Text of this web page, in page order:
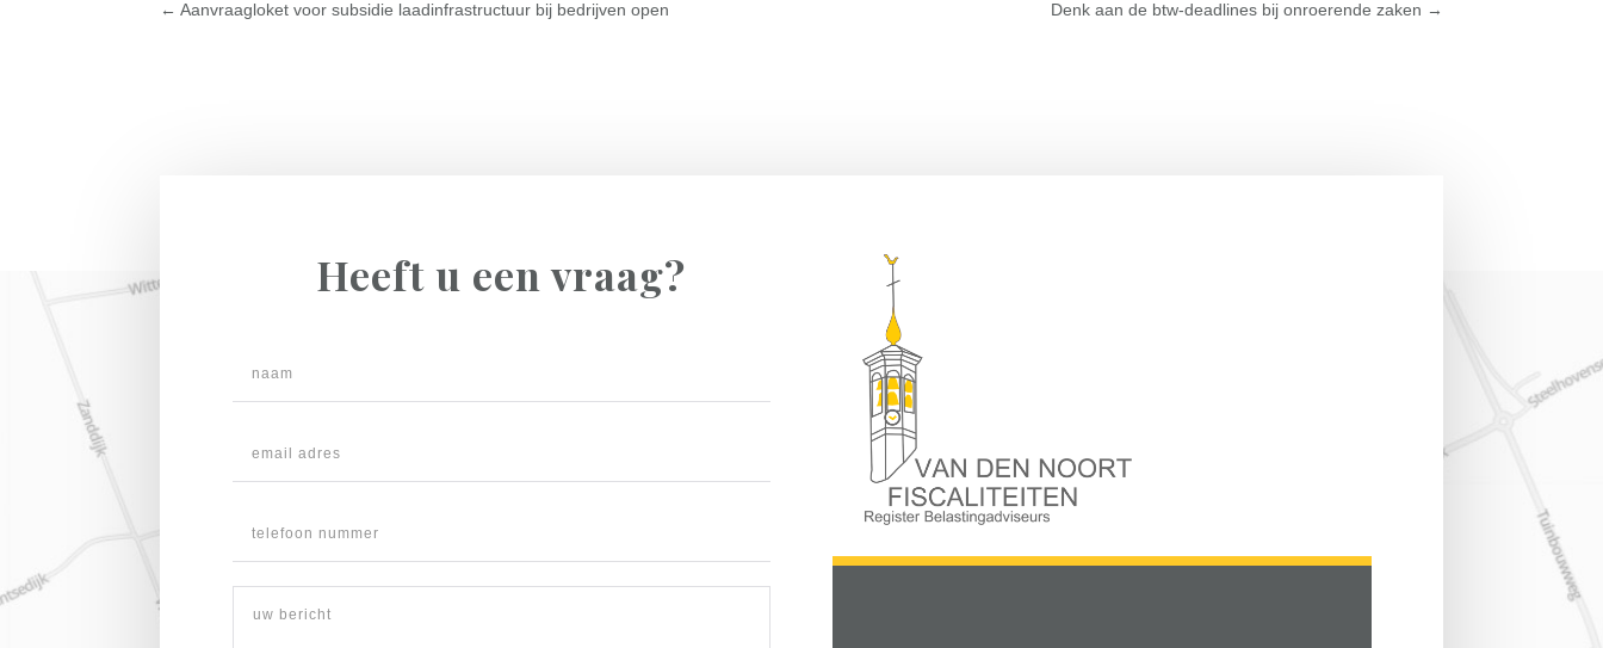
←Aanvraagloket voor subsidie laadinfrastructuur bij bedrijven open Denk aan de btw-deadlines bij onroerende zaken →
Heeft u een vraag?